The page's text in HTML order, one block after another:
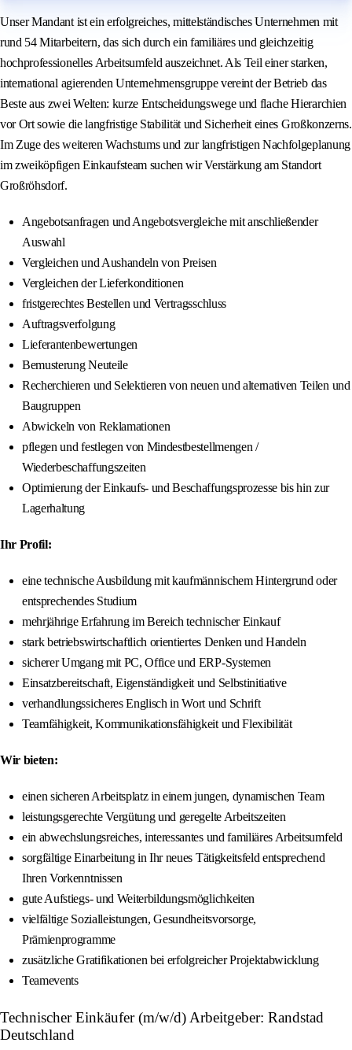
Unser Mandant ist ein erfolgreiches, mittelständisches Unternehmen mit
rund 54 Mitarbeitern, das sich durch ein familiäres und gleichzeitig
hochprofessionelles Arbeitsumfeld auszeichnet. Als Teil einer starken,
international agierenden Unternehmensgruppe vereint der Betrieb das
Beste aus zwei Welten: kurze Entscheidungswege und flache Hierarchien
vor Ort sowie die langfristige Stabilität und Sicherheit eines Großkonzerns.
Im Zuge des weiteren Wachstums und zur langfristigen Nachfolgeplanung
im zweiköpfigen Einkaufsteam suchen wir Verstärkung am Standort
Großröhsdorf.
Angebotsanfragen und Angebotsvergleiche mit anschließender
Auswahl
Vergleichen und Aushandeln von Preisen
Vergleichen der Lieferkonditionen
fristgerechtes Bestellen und Vertragsschluss
Auftragsverfolgung
Lieferantenbewertungen
Bemusterung Neuteile
Recherchieren und Selektieren von neuen und alternativen Teilen und
Baugruppen
Abwickeln von Reklamationen
pflegen und festlegen von Mindestbestellmengen /
Wiederbeschaffungszeiten
Optimierung der Einkaufs- und Beschaffungsprozesse bis hin zur
Lagerhaltung
Ihr Profil:
eine technische Ausbildung mit kaufmännischem Hintergrund oder
entsprechendes Studium
mehrjährige Erfahrung im Bereich technischer Einkauf
stark betriebswirtschaftlich orientiertes Denken und Handeln
sicherer Umgang mit PC, Office und ERP-Systemen
Einsatzbereitschaft, Eigenständigkeit und Selbstinitiative
verhandlungssicheres Englisch in Wort und Schrift
Teamfähigkeit, Kommunikationsfähigkeit und Flexibilität
Wir bieten:
einen sicheren Arbeitsplatz in einem jungen, dynamischen Team
leistungsgerechte Vergütung und geregelte Arbeitszeiten
ein abwechslungsreiches, interessantes und familiäres Arbeitsumfeld
sorgfältige Einarbeitung in Ihr neues Tätigkeitsfeld entsprechend
Ihren Vorkenntnissen
gute Aufstiegs- und Weiterbildungsmöglichkeiten
vielfältige Sozialleistungen, Gesundheitsvorsorge,
Prämienprogramme
zusätzliche Gratifikationen bei erfolgreicher Projektabwicklung
Teamevents
Technischer Einkäufer (m/w/d) Arbeitgeber: Randstad
Deutschland